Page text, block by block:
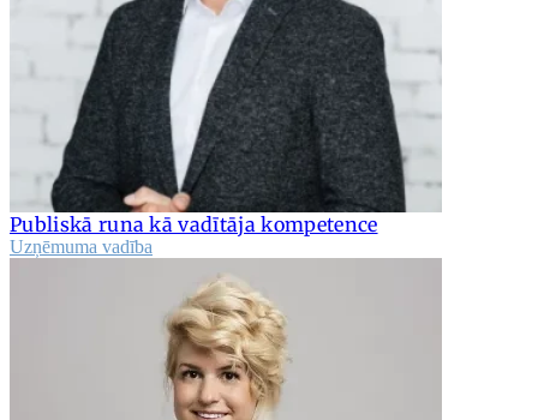
Publiskā runa kā vadītāja kompetence
Uzņēmuma vadība